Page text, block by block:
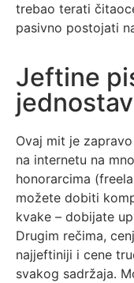
trebao terati
pasivno postojati
Jeftine
Ovaj mit je
na internetu na
honorarcima
možete dobiti
kvake – dobijate
Drugim rečima,
najjeftiniji i cene
svakog sadržaja.